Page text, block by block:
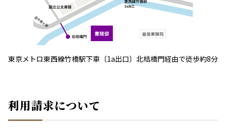
東京メトロ東西線竹橋駅下車〔1a出口〕北桔橋門経由で徒歩約8分
利用請求について